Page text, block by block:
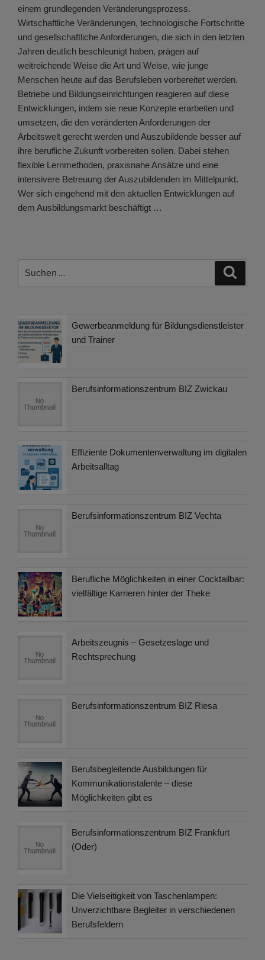
einem grundlegenden Veränderungsprozess.
Wirtschaftliche Veränderungen, technologische Fortschritte
und gesellschaftliche Anforderungen, die sich in den letzten
Jahren deutlich beschleunigt haben, prägen auf
weitreichende Weise die Art und Weise, wie junge
Menschen heute auf das Berufsleben vorbereitet werden.
Betriebe und Bildungseinrichtungen reagieren auf diese
Entwicklungen, indem sie neue Konzepte erarbeiten und
umsetzen, die den veränderten Anforderungen der
Arbeitswelt gerecht werden und Auszubildende besser auf
ihre berufliche Zukunft vorbereiten sollen. Dabei stehen
flexible Lernmethoden, praxisnahe Ansätze und eine
intensivere Betreuung der Auszubildenden im Mittelpunkt.
Wer sich eingehend mit den aktuellen Entwicklungen auf
dem Ausbildungsmarkt beschäftigt …
Gewerbeanmeldung für Bildungsdienstleister
und Trainer
Berufsinformationszentrum BIZ Zwickau
Effiziente Dokumentenverwaltung im digitalen
Arbeitsalltag
Berufsinformationszentrum BIZ Vechta
Berufliche Möglichkeiten in einer Cocktailbar:
vielfältige Karrieren hinter der Theke
Arbeitszeugnis – Gesetzeslage und
Rechtsprechung
Berufsinformationszentrum BIZ Riesa
Berufsbegleitende Ausbildungen für
Kommunikationstalente – diese
Möglichkeiten gibt es
Berufsinformationszentrum BIZ Frankfurt
(Oder)
Die Vielseitigkeit von Taschenlampen:
Unverzichtbare Begleiter in verschiedenen
Berufsfeldern